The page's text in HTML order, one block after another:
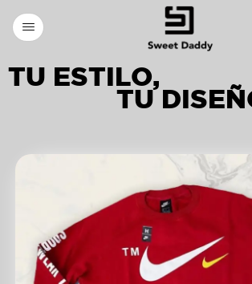
TU ESTILO,
TU